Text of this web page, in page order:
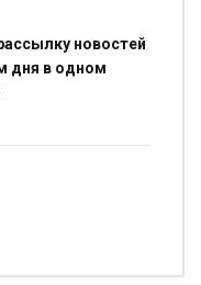
новостей
дня в одном